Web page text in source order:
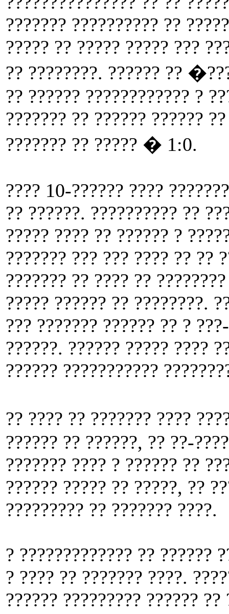
??????? ?????????? ??
????? ?? ????? ????? ???
?? ????????. ?????? ??
?? ?????? ???????????? ?
??????? ?? ?????? ??????
??????? ?? ????? � 1:0.
???? 10-?????? ????
?? ??????. ?????????? ??
????? ???? ?? ?????? ?
??????? ??? ??? ???? ?? ??
??????? ?? ???? ??
????? ?????? ?? ????????.
??? ??????? ?????? ?? ?
??????. ?????? ????? ????
?????? ???????????
?? ???? ?? ??????? ????
?????? ?? ??????, ?? ??-
??????? ???? ? ?????? ??
?????? ????? ?? ?????, ??
????????? ?? ??????? ????.
? ????????????? ?? ??????
? ???? ?? ??????? ????.
?????? ????????? ??????